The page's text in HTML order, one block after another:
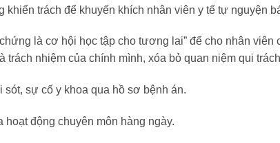
trách để khuyến khích nhân viên y tế tự nguyện
là cơ hội học tập cho tương lai” để cho nhân
trách nhiệm của chính mình, xóa bỏ quan niệm qui
sự cố y khoa qua hồ sơ bệnh án.
hoạt động chuyên môn hàng ngày.